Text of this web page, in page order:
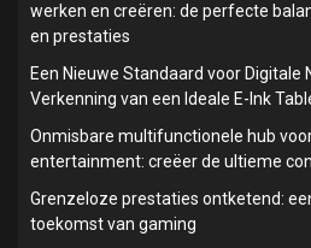
werken en creëren: de perfecte
en prestaties
Een Nieuwe Standaard voor Digitale
Verkenning van een Ideale E-Ink
Onmisbare multifunctionele hub
entertainment: creëer de ultieme
Grenzeloze prestaties ontketend:
toekomst van gaming